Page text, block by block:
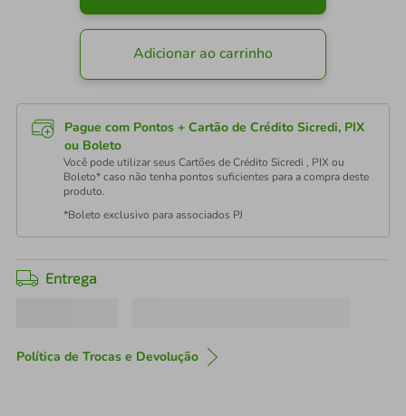
Adicionar ao carrinho
Pague com Pontos + Cartão de Crédito Sicredi, PIX
ou Boleto
Você pode utilizar seus Cartões de Crédito Sicredi , PIX ou
Boleto* caso não tenha pontos suficientes para a compra deste
produto.
*Boleto exclusivo para associados PJ
Entrega
Política de Trocas e Devolução